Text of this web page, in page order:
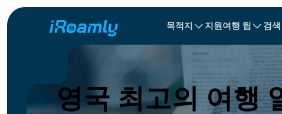
목적지 지원여행 팁 검색
지역 eSIM
불가리아
영국 최고의 여행